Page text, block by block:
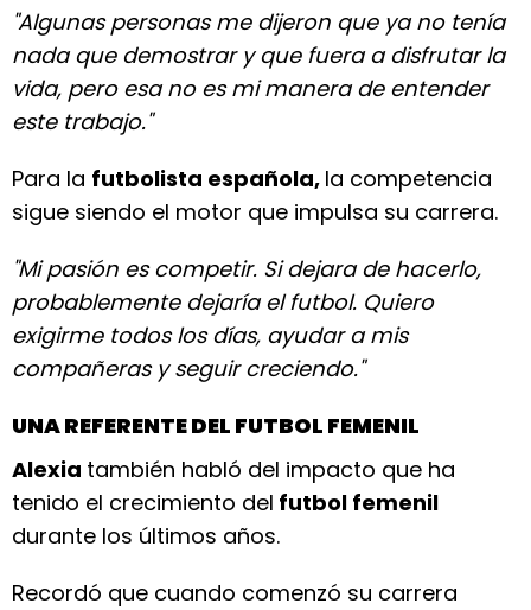
"Algunas personas me dijeron que ya no tenía
nada que demostrar y que fuera a disfrutar la
vida, pero esa no es mi manera de entender
este trabajo."
Para la futbolista española, la competencia
sigue siendo el motor que impulsa su carrera.
"Mi pasión es competir. Si dejara de hacerlo,
probablemente dejaría el futbol. Quiero
exigirme todos los días, ayudar a mis
compañeras y seguir creciendo."
UNA REFERENTE DEL FUTBOL FEMENIL
Alexia también habló del impacto que ha
tenido el crecimiento del futbol femenil
durante los últimos años.
Recordó que cuando comenzó su carrera